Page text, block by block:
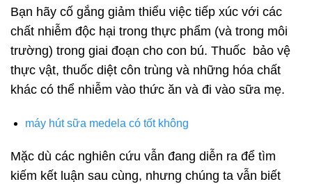
Bạn hãy cố gắng giảm thiểu việc tiếp xúc với các
chất nhiễm độc hại trong thực phẩm (và trong môi
trường) trong giai đoạn cho con bú. Thuốc bảo vệ
thực vật, thuốc diệt côn trùng và những hóa chất
khác có thể nhiễm vào thức ăn và đi vào sữa mẹ.
máy hút sữa medela có tốt không
Mặc dù các nghiên cứu vẫn đang diễn ra để tìm
kiếm kết luận sau cùng, nhưng chúng ta vẫn biết